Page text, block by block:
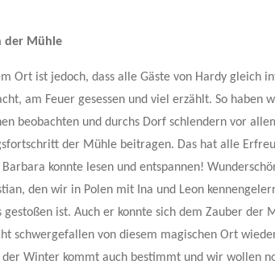
der Mühle
Ort ist jedoch, dass alle Gäste von Hardy
am Feuer gesessen und viel erzählt. So haben
beobachten und durchs Dorf schlendern vor
der Mühle beitragen. Das hat alle
konnte lesen und entspannen!
den wir in Polen mit Ina und Leon
gestoßen ist. Auch er konnte sich dem Zauber
schwergefallen von diesem magischen Ort
Winter kommt auch bestimmt und wir wollen